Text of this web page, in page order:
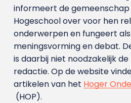
informeert de gemeenschap
Hogeschool over voor hen
onderwerpen en fungeert
meningsvorming en debat.
is daarbij niet noodzakelijk
redactie. Op de website
artikelen van het Hoger
(HOP).